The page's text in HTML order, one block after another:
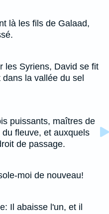
là les fils de Galaad,
les Syriens, David se fit
la vallée du sel
puissants, maîtres de
fleuve, et auxquels
de passage.
moi de nouveau!
Il abaisse l'un, et il